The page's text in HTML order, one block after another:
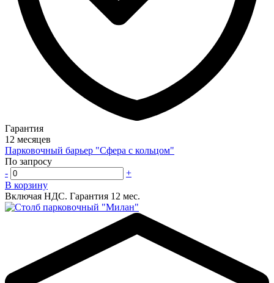
Гарантия
12 месяцев
Парковочный барьер "Сфера с кольцом"
По запросу
-
+
В корзину
Включая НДС. Гарантия 12 мес.